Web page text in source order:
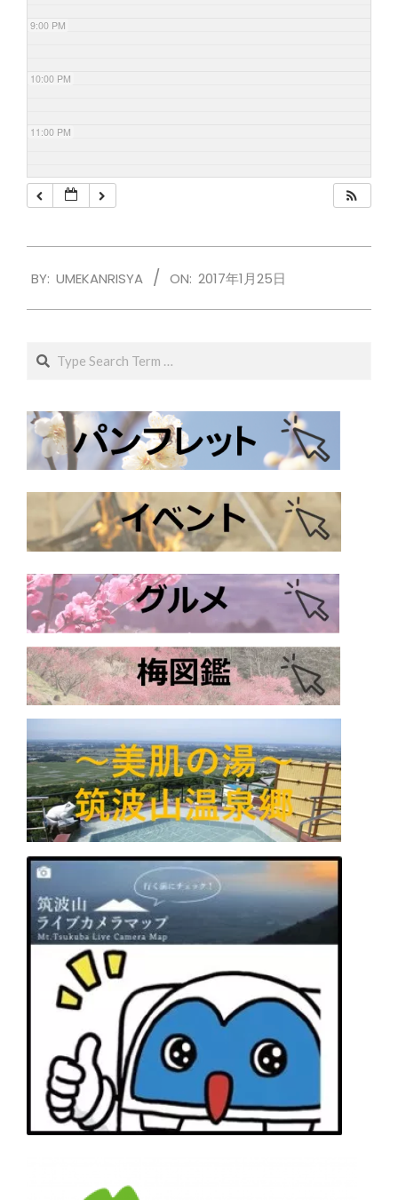
9:00 PM
10:00 PM
11:00 PM
01-
BY: UMEKANRISYA ON: 2017年1月25日
Search